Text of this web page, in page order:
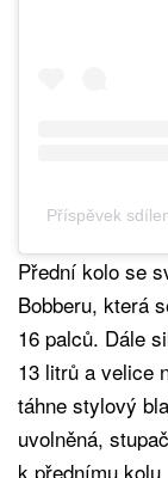
Příspěvek
Přední kolo se
Bobberu, která
16 palců. Dále
13 litrů a velice
táhne stylový
uvolněná,
k přednímu kolu.